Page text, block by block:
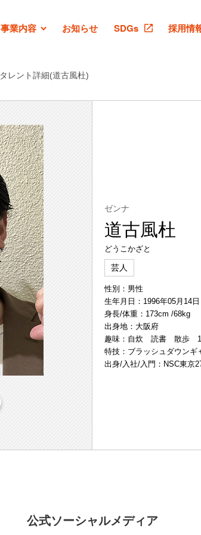
事業内容 お知らせ SDGs 採用情
タレント詳細(道古風杜)
ゼンナ
道古風杜
どうこかざと
芸人
性別：男性
生年月日：1996年05月14日
身長/体重：173cm /68kg
出身地：大阪府
趣味：自炊 読書 散歩 1
特技：ブラッシュダウンギ
出身/入社/入門：NSC東京
公式ソーシャルメディア